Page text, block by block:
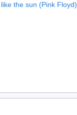
the sun (Pink Floyd)